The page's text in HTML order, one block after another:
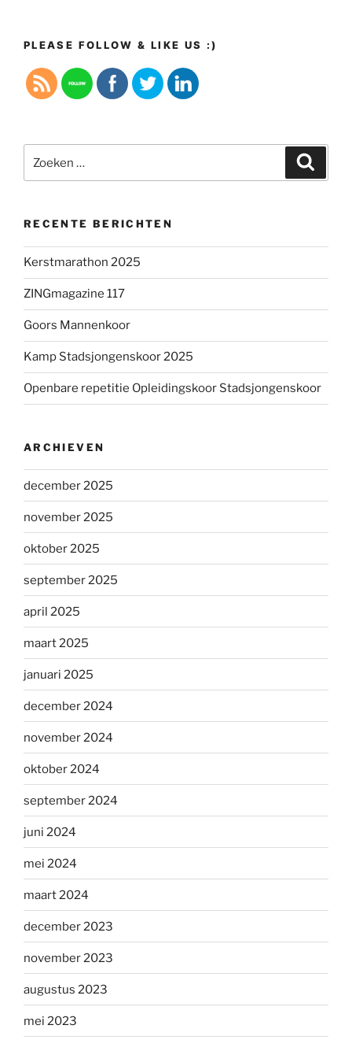
PLEASE FOLLOW & LIKE US :)
naar:
RECENTE BERICHTEN
Kerstmarathon 2025
ZINGmagazine 117
Goors Mannenkoor
Kamp Stadsjongenskoor 2025
Openbare repetitie Opleidingskoor Stadsjongenskoor
ARCHIEVEN
december 2025
november 2025
oktober 2025
september 2025
april 2025
maart 2025
januari 2025
december 2024
november 2024
oktober 2024
september 2024
juni 2024
mei 2024
maart 2024
december 2023
november 2023
augustus 2023
mei 2023